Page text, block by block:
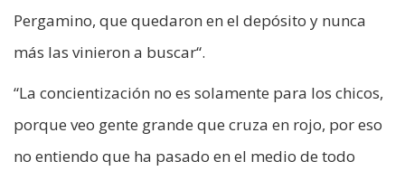
Pergamino, que quedaron en el depósito y nunca
más las vinieron a buscar“.
“La concientización no es solamente para los chicos,
porque veo gente grande que cruza en rojo, por eso
no entiendo que ha pasado en el medio de todo